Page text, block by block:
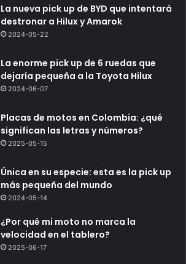
La nueva pick up de BYD que intentará
destronar a Hilux y Amarok
2024-05-22
La enorme pick up de 6 ruedas que
dejaría pequeña a la Toyota Hilux
2024-06-07
Placas de motos en Colombia: ¿qué
significan las letras y números?
2025-05-15
Única en su especie: esta es la pick up
más pequeña del mundo
2024-05-14
¿Por qué mi moto no marca la
velocidad en el tablero?
2025-06-17